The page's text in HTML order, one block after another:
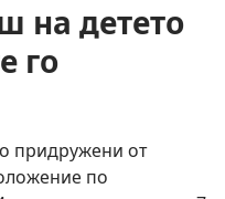
на детето
го
придружени от
по